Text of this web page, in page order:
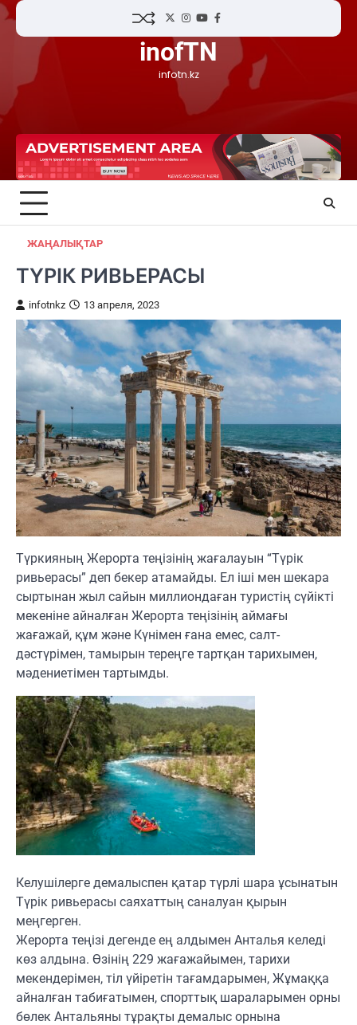
Skip
content
TwitterInstagram
YouTubeFacebook
inofTN
infotn.kz
ЖАҢАЛЫҚТАР
ТҮРІК РИВЬЕРАСЫ
infotnkz 13 апреля, 2023
Түркияның Жерорта теңізінің жағалауын “Түрік
ривьерасы” деп бекер атамайды. Ел іші мен шекара
сыртынан жыл сайын миллиондаған туристің сүйікті
мекеніне айналған Жерорта теңізінің аймағы
жағажай, құм және Күнімен ғана емес, салт-
дәстүрімен, тамырын тереңге тартқан тарихымен,
мәдениетімен тартымды.
Келушілерге демалыспен қатар түрлі шара ұсынатын
Түрік ривьерасы саяхаттың саналуан қырын
меңгерген.
Жерорта теңізі дегенде ең алдымен Анталья келеді
көз алдына. Өзінің 229 жағажайымен, тарихи
мекендерімен, тіл үйіретін тағамдарымен, Жұмаққа
айналған табиғатымен, спорттық шараларымен орны
бөлек Антальяны тұрақты демалыс орнына